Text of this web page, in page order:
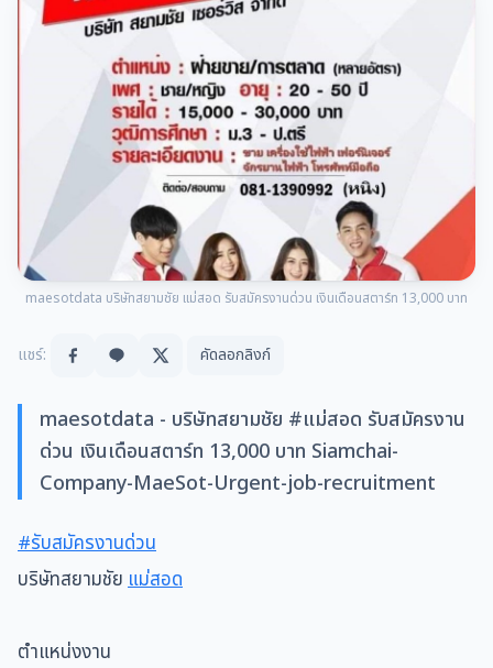
maesotdata บริษัทสยามชัย แม่สอด รับสมัครงานด่วน เงินเดือนสตาร์ท 13,000 บาท
แชร์: คัดลอกลิงก์
maesotdata - บริษัทสยามชัย #แม่สอด รับสมัครงาน
ด่วน เงินเดือนสตาร์ท 13,000 บาท Siamchai-
Company-MaeSot-Urgent-job-recruitment
#รับสมัครงานด่วน
บริษัทสยามชัยแม่สอด
ตำแหน่งงาน